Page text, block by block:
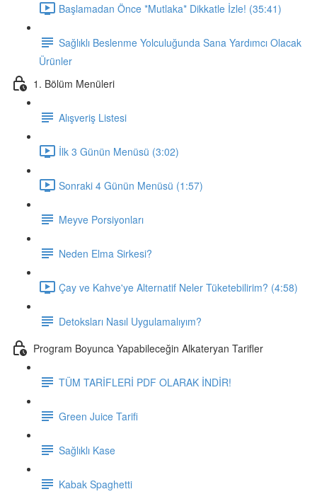
Başlamadan Önce *Mutlaka* Dikkatle İzle! (35:41)
Sağlıklı Beslenme Yolculuğunda Sana Yardımcı Olacak
Ürünler
1. Bölüm Menüleri
Alışveriş Listesi
İlk 3 Günün Menüsü (3:02)
Sonraki 4 Günün Menüsü (1:57)
Meyve Porsiyonları
Neden Elma Sirkesi?
Çay ve Kahve'ye Alternatif Neler Tüketebilirim? (4:58)
Detoksları Nasıl Uygulamalıyım?
Program Boyunca Yapabileceğin Alkateryan Tarifler
TÜM TARİFLERİ PDF OLARAK İNDİR!
Green Juice Tarifi
Sağlıklı Kase
Kabak Spaghetti